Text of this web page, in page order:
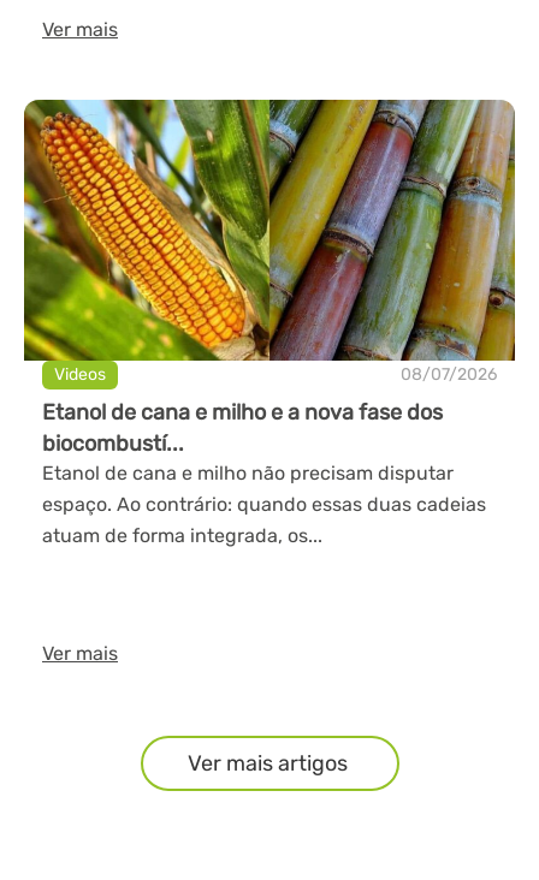
Ver mais
Videos 08/07/2026
Etanol de cana e milho e a nova fase dos
biocombustí...
Etanol de cana e milho não precisam disputar
espaço. Ao contrário: quando essas duas cadeias
atuam de forma integrada, os...
Ver mais
Ver mais artigos